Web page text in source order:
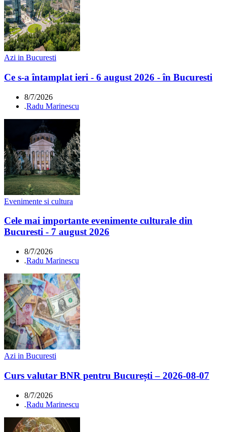
Azi in Bucuresti
Ce s-a întamplat ieri - 6 august 2026 - în Bucuresti
8/7/2026
.Radu Marinescu
Evenimente si cultura
Cele mai importante evenimente culturale din
Bucuresti - 7 august 2026
8/7/2026
.Radu Marinescu
Azi in Bucuresti
Curs valutar BNR pentru București – 2026-08-07
8/7/2026
.Radu Marinescu